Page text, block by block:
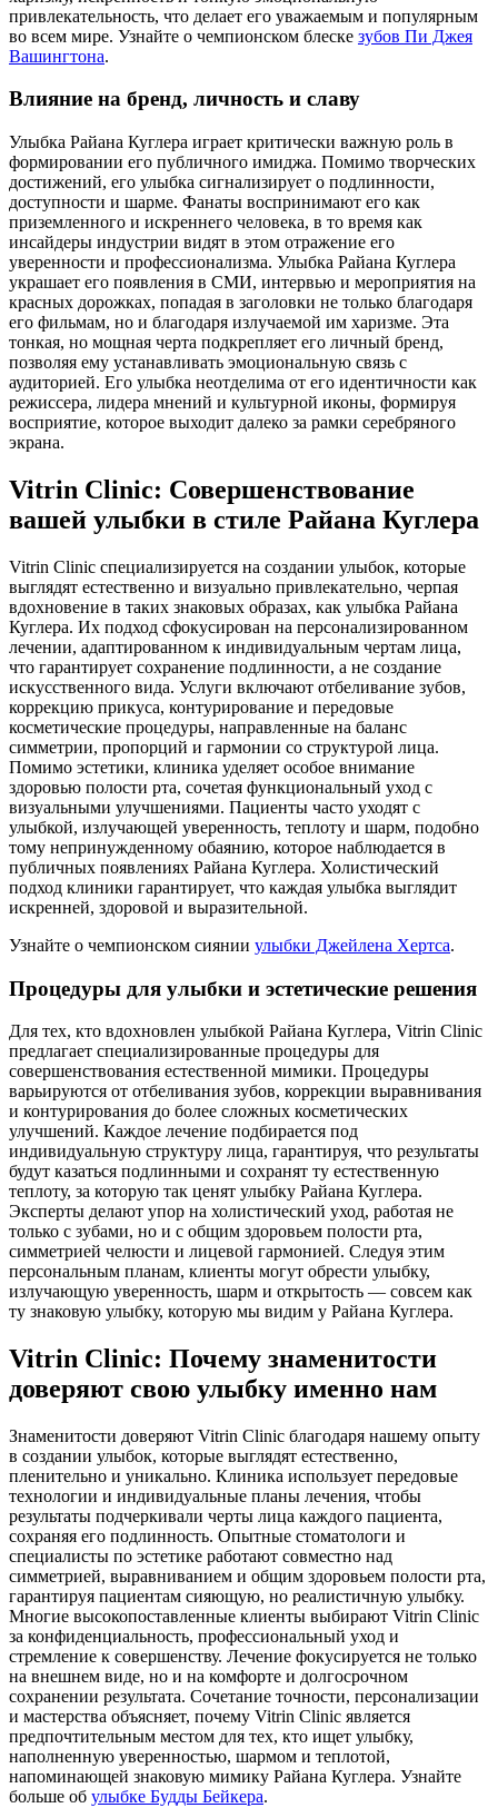
привлекательность, что делает его уважаемым и популярным
во всем мире. Узнайте о чемпионском блеске зубов Пи Джея
Вашингтона.
Влияние на бренд, личность и славу
Улыбка Райана Куглера играет критически важную роль в
формировании его публичного имиджа. Помимо творческих
достижений, его улыбка сигнализирует о подлинности,
доступности и шарме. Фанаты воспринимают его как
приземленного и искреннего человека, в то время как
инсайдеры индустрии видят в этом отражение его
уверенности и профессионализма. Улыбка Райана Куглера
украшает его появления в СМИ, интервью и мероприятия на
красных дорожках, попадая в заголовки не только благодаря
его фильмам, но и благодаря излучаемой им харизме. Эта
тонкая, но мощная черта подкрепляет его личный бренд,
позволяя ему устанавливать эмоциональную связь с
аудиторией. Его улыбка неотделима от его идентичности как
режиссера, лидера мнений и культурной иконы, формируя
восприятие, которое выходит далеко за рамки серебряного
экрана.
Vitrin Clinic: Совершенствование
вашей улыбки в стиле Райана Куглера
Vitrin Clinic специализируется на создании улыбок, которые
выглядят естественно и визуально привлекательно, черпая
вдохновение в таких знаковых образах, как улыбка Райана
Куглера. Их подход сфокусирован на персонализированном
лечении, адаптированном к индивидуальным чертам лица,
что гарантирует сохранение подлинности, а не создание
искусственного вида. Услуги включают отбеливание зубов,
коррекцию прикуса, контурирование и передовые
косметические процедуры, направленные на баланс
симметрии, пропорций и гармонии со структурой лица.
Помимо эстетики, клиника уделяет особое внимание
здоровью полости рта, сочетая функциональный уход с
визуальными улучшениями. Пациенты часто уходят с
улыбкой, излучающей уверенность, теплоту и шарм, подобно
тому непринужденному обаянию, которое наблюдается в
публичных появлениях Райана Куглера. Холистический
подход клиники гарантирует, что каждая улыбка выглядит
искренней, здоровой и выразительной.
Узнайте о чемпионском сиянии улыбки Джейлена Хертса.
Процедуры для улыбки и эстетические решения
Для тех, кто вдохновлен улыбкой Райана Куглера, Vitrin Clinic
предлагает специализированные процедуры для
совершенствования естественной мимики. Процедуры
варьируются от отбеливания зубов, коррекции выравнивания
и контурирования до более сложных косметических
улучшений. Каждое лечение подбирается под
индивидуальную структуру лица, гарантируя, что результаты
будут казаться подлинными и сохранят ту естественную
теплоту, за которую так ценят улыбку Райана Куглера.
Эксперты делают упор на холистический уход, работая не
только с зубами, но и с общим здоровьем полости рта,
симметрией челюсти и лицевой гармонией. Следуя этим
персональным планам, клиенты могут обрести улыбку,
излучающую уверенность, шарм и открытость — совсем как
ту знаковую улыбку, которую мы видим у Райана Куглера.
Vitrin Clinic: Почему знаменитости
доверяют свою улыбку именно нам
Знаменитости доверяют Vitrin Clinic благодаря нашему опыту
в создании улыбок, которые выглядят естественно,
пленительно и уникально. Клиника использует передовые
технологии и индивидуальные планы лечения, чтобы
результаты подчеркивали черты лица каждого пациента,
сохраняя его подлинность. Опытные стоматологи и
специалисты по эстетике работают совместно над
симметрией, выравниванием и общим здоровьем полости рта,
гарантируя пациентам сияющую, но реалистичную улыбку.
Многие высокопоставленные клиенты выбирают Vitrin Clinic
за конфиденциальность, профессиональный уход и
стремление к совершенству. Лечение фокусируется не только
на внешнем виде, но и на комфорте и долгосрочном
сохранении результата. Сочетание точности, персонализации
и мастерства объясняет, почему Vitrin Clinic является
предпочтительным местом для тех, кто ищет улыбку,
наполненную уверенностью, шармом и теплотой,
напоминающей знаковую мимику Райана Куглера. Узнайте
больше об улыбке Будды Бейкера.